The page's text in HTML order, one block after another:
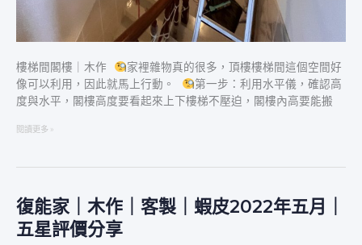
樓梯間閣樓｜木作
家裡雜物真的很多，頂樓樓梯間這個空間好
像可以利用，因此就馬上行動。
第一步：利用水平儀，確認高
度與水平，閣樓高度要看起來上下樓梯不壓迫，閣樓內高要能搬
閱讀更多 »
復能家｜木作｜客製｜蝦皮2022年五月｜
五星評價分享
復
能
家